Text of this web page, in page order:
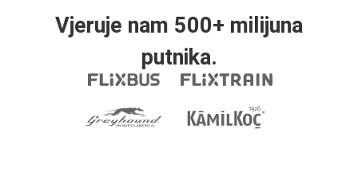
Vjeruje nam 500+ milijuna
putnika.